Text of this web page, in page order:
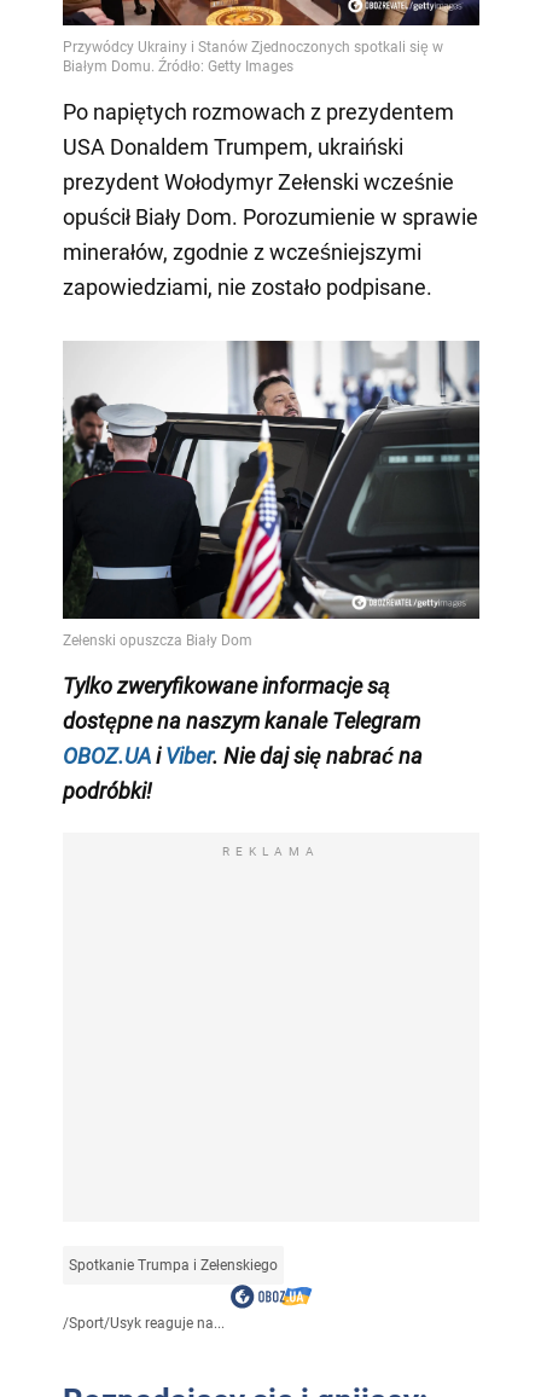
Po napiętych rozmowach z prezydentem
USA Donaldem Trumpem, ukraiński
prezydent Wołodymyr Zełenski wcześnie
opuścił Biały Dom. Porozumienie w sprawie
minerałów, zgodnie z wcześniejszymi
zapowiedziami, nie zostało podpisane.
Tylko zweryfikowane informacje są
dostępne na naszym kanale Telegram
OBOZ.UA iViber. Nie daj się nabrać na
podróbki!
REKLAMA
Spotkanie Trumpa i Zełenskiego
/Sport/Usyk reaguje na...